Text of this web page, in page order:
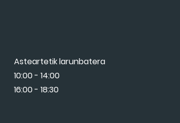
Asteartetik larunbatera
10:00 - 14:00
16:00 - 18:30